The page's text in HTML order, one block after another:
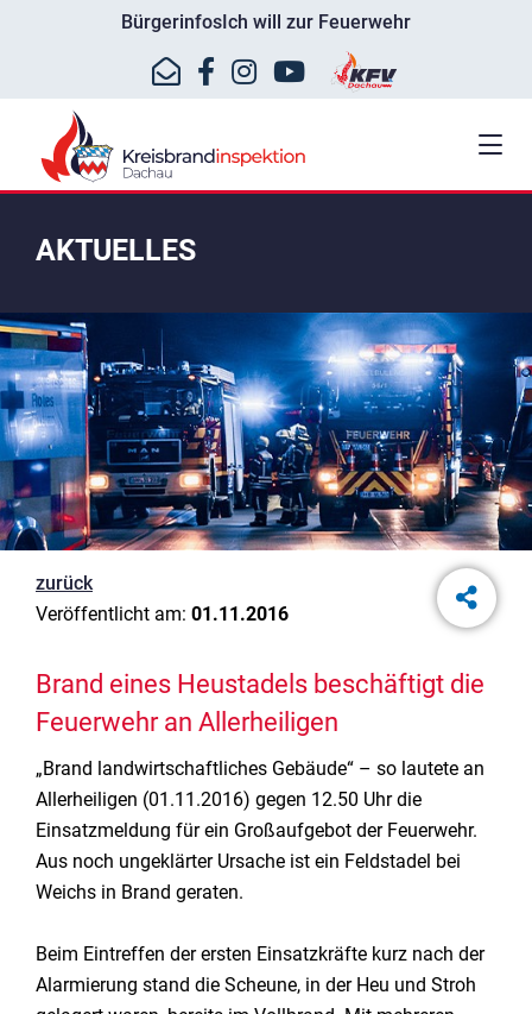
BürgerinfosIch will zur Feuerwehr
AKTUELLES
zurück
Veröffentlicht am: 01.11.2016
Brand eines Heustadels beschäftigt die
Feuerwehr an Allerheiligen
„Brand landwirtschaftliches Gebäude“ – so lautete an
Allerheiligen (01.11.2016) gegen 12.50 Uhr die
Einsatzmeldung für ein Großaufgebot der Feuerwehr.
Aus noch ungeklärter Ursache ist ein Feldstadel bei
Weichs in Brand geraten.
Beim Eintreffen der ersten Einsatzkräfte kurz nach der
Alarmierung stand die Scheune, in der Heu und Stroh